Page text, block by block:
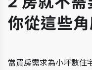
你從這些
當買房需求為小坪數住